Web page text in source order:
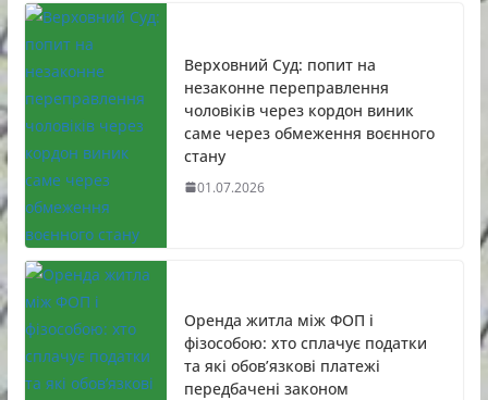
Верховний Суд: попит на
незаконне переправлення
чоловіків через кордон виник
саме через обмеження воєнного
стану
01.07.2026
Оренда житла між ФОП і
фізособою: хто сплачує податки
та які обов’язкові платежі
передбачені законом